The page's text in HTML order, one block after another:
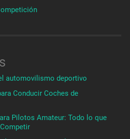
automovilismo deportivo
Conducir Coches de
Pilotos Amateur: Todo lo que